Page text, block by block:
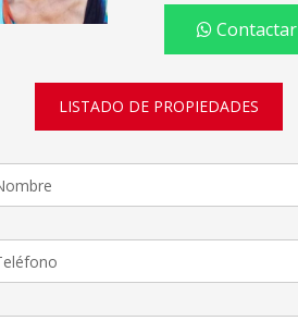
Contactar
LISTADO DE PROPIEDADES